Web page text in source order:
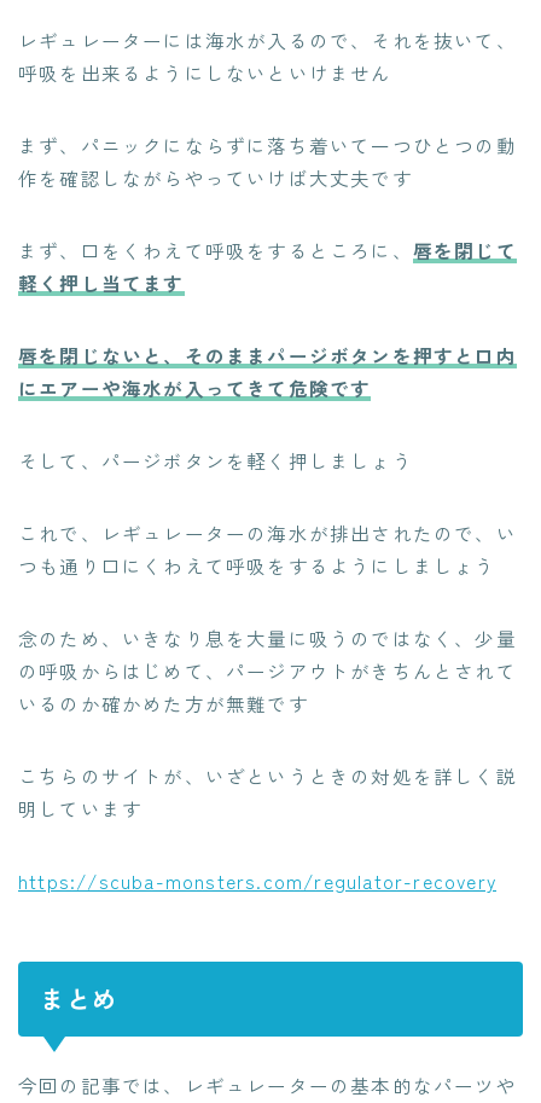
レギュレーターには海水が入るので、それを抜いて、
呼吸を出来るようにしないといけません
まず、パニックにならずに落ち着いて一つひとつの動
作を確認しながらやっていけば大丈夫です
まず、口をくわえて呼吸をするところに、 唇を閉じて
軽く押し当てます
唇を閉じないと、そのままパージボタンを押すと口内
にエアーや海水が入ってきて危険です
そして、パージボタンを軽く押しましょう
これで、レギュレーターの海水が排出されたので、い
つも通り口にくわえて呼吸をするようにしましょう
念のため、いきなり息を大量に吸うのではなく、少量
の呼吸からはじめて、パージアウトがきちんとされて
いるのか確かめた方が無難です
こちらのサイトが、いざというときの対処を詳しく説
明しています
https://scuba-monsters.com/regulator-recovery
まとめ
今回の記事では、レギュレーターの基本的なパーツや